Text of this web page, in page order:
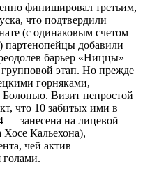
финишировал третьим,
что подтвердили
(с одинаковым счетом
партенопейцы добавили
барьер «Ниццы»
этап. Но прежде
горняками,
Болонью. Визит непростой
что 10 забитых ими в
— занесена на лицевой
Кальехона),
чей актив
голами.